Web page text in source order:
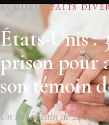
ACCUEIL FAITS
États-Unis :
prison pour
son témoin
Un Américain de 24 ans